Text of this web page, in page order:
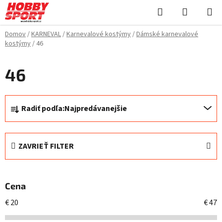
Prejsť
na
obsah
Hľadať
KOŠÍK
Domov/KARNEVAL/Karnevalové kostýmy/Dámské karnevalové
kostýmy/ 46
46
a
d
p
r
o
Radiť podľa:Najpredávanejšie
ZAVRIEŤ FILTER
Cena
€20 €47